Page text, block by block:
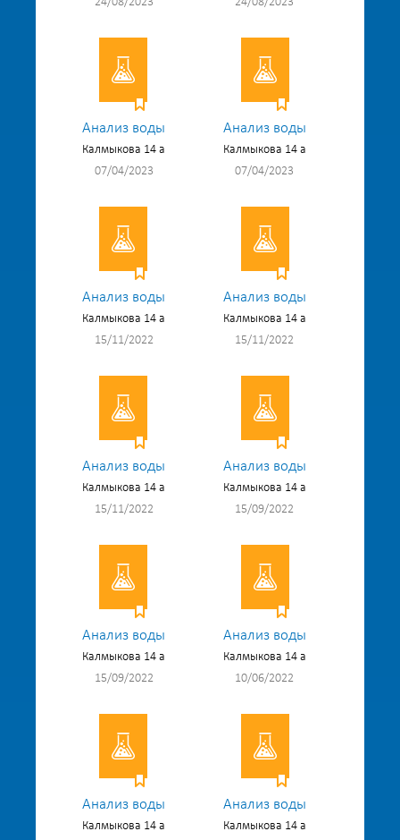
Анализ воды
Калмыкова 14 а
07/04/2023
Анализ воды
Калмыкова 14 а
07/04/2023
Анализ воды
Калмыкова 14 а
15/11/2022
Анализ воды
Калмыкова 14 а
15/11/2022
Анализ воды
Калмыкова 14 а
15/11/2022
Анализ воды
Калмыкова 14 а
15/09/2022
Анализ воды
Калмыкова 14 а
15/09/2022
Анализ воды
Калмыкова 14 а
10/06/2022
Анализ воды
Калмыкова 14 а
Анализ воды
Калмыкова 14 а